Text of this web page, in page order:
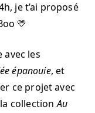
je t’ai proposé
💛
avec les
épanouie, et
ce projet avec
la collectionAu